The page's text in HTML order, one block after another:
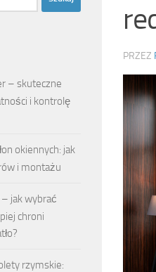
PRZEZ
– skuteczne
i kontrolę
okiennych: jak
i montażu
jak wybrać
chroni
rzymskie: